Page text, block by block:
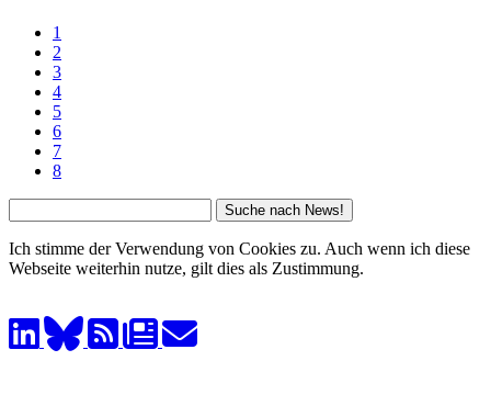
1
2
3
4
5
6
7
8
Ich stimme der Verwendung von Cookies zu. Auch wenn ich diese
Webseite weiterhin nutze, gilt dies als Zustimmung.